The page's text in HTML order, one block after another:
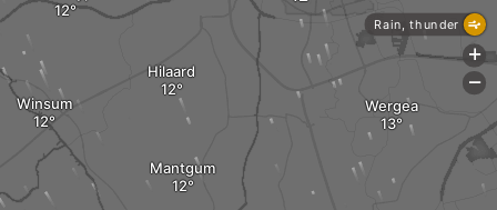
Hilaard
Mantgum
Winsum Wergea
Rain, thunder
+
-